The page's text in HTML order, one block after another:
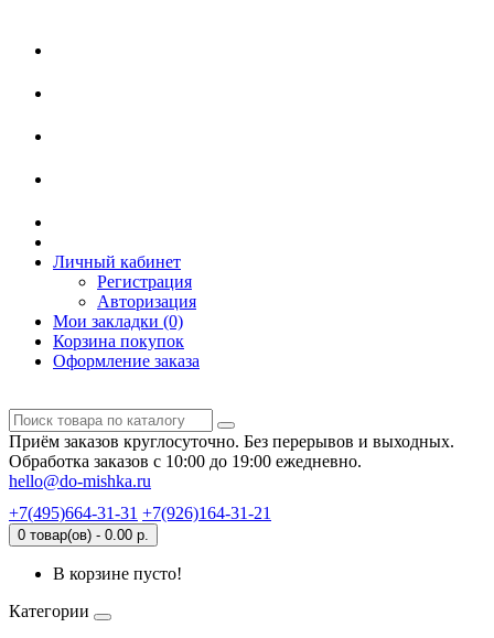
Личный кабинет
Регистрация
Авторизация
Мои закладки (0)
Корзина покупок
Оформление заказа
Приём заказов круглосуточно. Без перерывов и выходных.
Обработка заказов с 10:00 до 19:00 ежедневно.
hello@do-mishka.ru
+7(495)664-31-31 +7(926)164-31-21
0 товар(ов) - 0.00 р.
В корзине пусто!
Категории